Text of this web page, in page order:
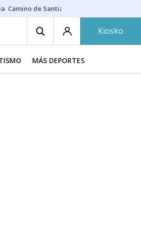
Camino de Santiago
Kiosko
MÁS DEPORTES